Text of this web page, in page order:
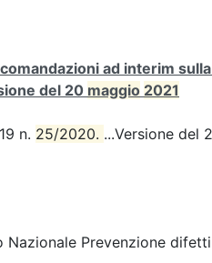
ad interim
del 20 maggio 2021
n. 25/2020. ...Versione del
Nazionale Prevenzione